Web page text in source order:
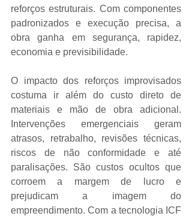
reforços estruturais. Com componentes
padronizados e execução precisa, a
obra ganha em segurança, rapidez,
economia e previsibilidade.
O impacto dos reforços improvisados
costuma ir além do custo direto de
materiais e mão de obra adicional.
Intervenções emergenciais geram
atrasos, retrabalho, revisões técnicas,
riscos de não conformidade e até
paralisações. São custos ocultos que
corroem a margem de lucro e
prejudicam a imagem do
empreendimento. Com a tecnologia ICF